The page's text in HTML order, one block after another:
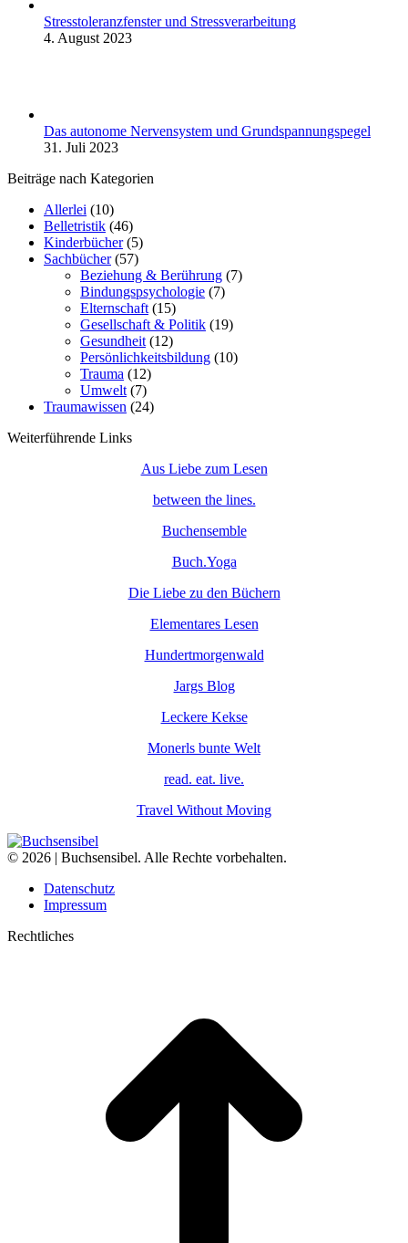
Stresstoleranzfenster und Stressverarbeitung
4. August 2023
Das autonome Nervensystem und Grundspannungspegel
31. Juli 2023
Beiträge nach Kategorien
Allerlei (10)
Belletristik (46)
Kinderbücher(5)
Sachbücher(57)
Beziehung & Berührung (7)
Bindungspsychologie (7)
Elternschaft (15)
Gesellschaft & Politik (19)
Gesundheit (12)
Persönlichkeitsbildung (10)
Trauma (12)
Umwelt (7)
Traumawissen (24)
Weiterführende Links
Aus Liebe zum Lesen
between the lines.
Buchensemble
Buch.Yoga
Die Liebe zu den Büchern
Elementares Lesen
Hundertmorgenwald
Jargs Blog
Leckere Kekse
Monerls bunte Welt
read. eat. live.
Travel Without Moving
© 2026 | Buchsensibel. Alle Rechte vorbehalten.
Datenschutz
Impressum
Rechtliches